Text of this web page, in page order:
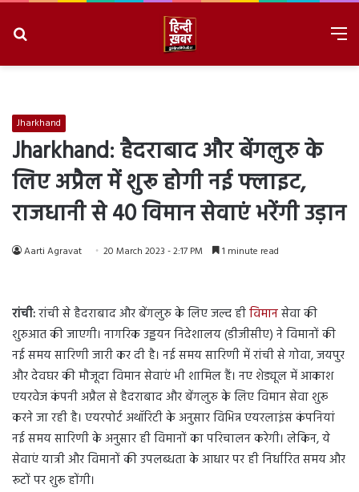
Jharkhand
Jharkhand:हैदराबाद और बेंगलुरु के
लिए अप्रैल में शुरू होगी नई फ्लाइट,
राजधानी से 40 विमान सेवाएं भरेंगी उड़ान
Aarti Agravat 20 March 2023 - 2:17 PM 1 minute read
रांची:रांची से हैदराबाद और बेंगलुरु के लिए जल्द हीविमानसेवा की
शुरुआत की जाएगी। नागरिक उड्डयन निदेशालय (डीजीसीए) ने विमानों की
नई समय सारिणी जारी कर दी है। नई समय सारिणी में रांची से गोवा, जयपुर
और देवघर की मौजूदा विमान सेवाएं भी शामिल हैं। नए शेड्यूल में आकाश
एयरवेज कंपनी अप्रैल से हैदराबाद और बेंगलुरु के लिए विमान सेवा शुरू
करने जा रही है। एयरपोर्ट अथॉरिटी के अनुसार विभिन्न एयरलाइंस कंपनियां
नई समय सारिणी के अनुसार ही विमानों का परिचालन करेगी। लेकिन, ये
सेवाएं यात्री और विमानों की उपलब्धता के आधार पर ही निर्धारित समय और
रूटों पर शुरू होंगी।